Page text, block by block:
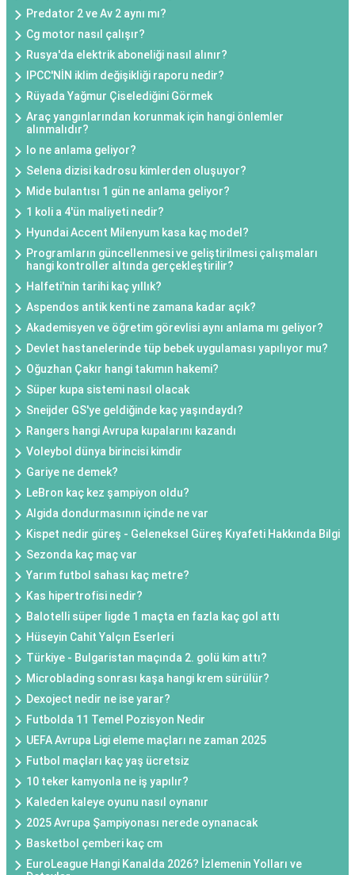
Predator 2 ve Av 2 aynı mı?
Cg motor nasıl çalışır?
Rusya'da elektrik aboneliği nasıl alınır?
IPCC'NİN iklim değişikliği raporu nedir?
Rüyada Yağmur Çiselediğini Görmek
Araç yangınlarından korunmak için hangi önlemler
alınmalıdır?
Io ne anlama geliyor?
Selena dizisi kadrosu kimlerden oluşuyor?
Mide bulantısı 1 gün ne anlama geliyor?
1 koli a 4'ün maliyeti nedir?
Hyundai Accent Milenyum kasa kaç model?
Programların güncellenmesi ve geliştirilmesi çalışmaları
hangi kontroller altında gerçekleştirilir?
Halfeti'nin tarihi kaç yıllık?
Aspendos antik kenti ne zamana kadar açık?
Akademisyen ve öğretim görevlisi aynı anlama mı geliyor?
Devlet hastanelerinde tüp bebek uygulaması yapılıyor mu?
Oğuzhan Çakır hangi takımın hakemi?
Süper kupa sistemi nasıl olacak
Sneijder GS'ye geldiğinde kaç yaşındaydı?
Rangers hangi Avrupa kupalarını kazandı
Voleybol dünya birincisi kimdir
Gariye ne demek?
LeBron kaç kez şampiyon oldu?
Algida dondurmasının içinde ne var
Kispet nedir güreş - Geleneksel Güreş Kıyafeti Hakkında Bilgi
Sezonda kaç maç var
Yarım futbol sahası kaç metre?
Kas hipertrofisi nedir?
Balotelli süper ligde 1 maçta en fazla kaç gol attı
Hüseyin Cahit Yalçın Eserleri
Türkiye - Bulgaristan maçında 2. golü kim attı?
Microblading sonrası kaşa hangi krem sürülür?
Dexoject nedir ne ise yarar?
Futbolda 11 Temel Pozisyon Nedir
UEFA Avrupa Ligi eleme maçları ne zaman 2025
Futbol maçları kaç yaş ücretsiz
10 teker kamyonla ne iş yapılır?
Kaleden kaleye oyunu nasıl oynanır
2025 Avrupa Şampiyonası nerede oynanacak
Basketbol çemberi kaç cm
EuroLeague Hangi Kanalda 2026? İzlemenin Yolları ve